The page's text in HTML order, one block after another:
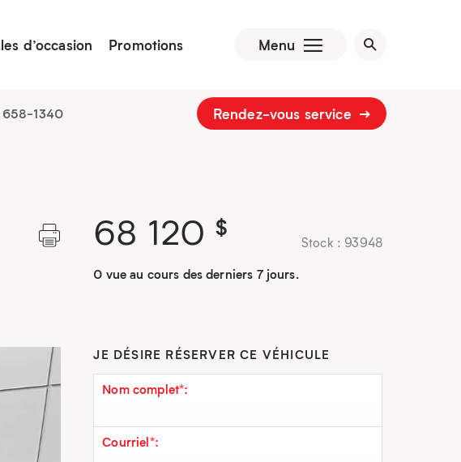
d’occasion Promotions Menu
658-1340 Rendez-vous service
Stock : 93948
68 120 $
0 vue au cours des derniers 7 jours.
JE DÉSIRE RÉSERVER CE VÉHICULE
Nom complet*:
Courriel*: